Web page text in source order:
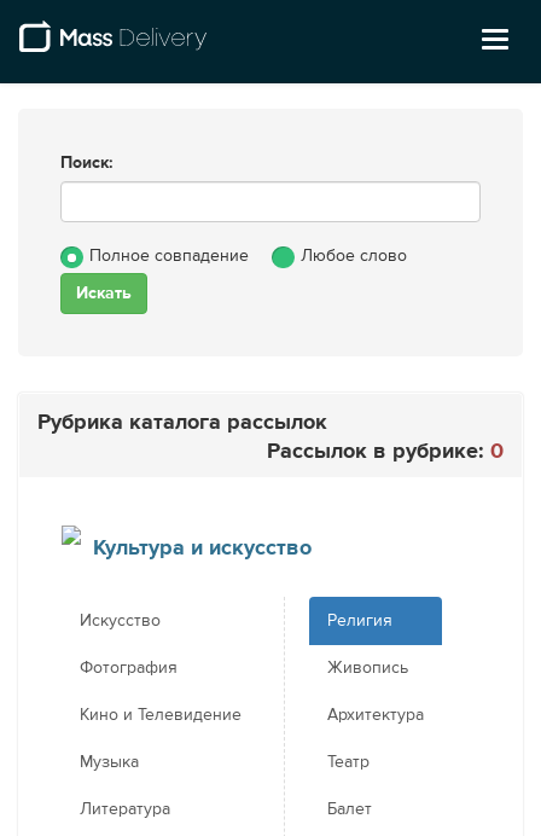
Поиск:
Полное совпадение Любое слово
Рубрика каталога рассылок
Рассылок в рубрике: 0
Культура и искусство
Искусство
Фотография
Кино и Телевидение
Музыка
Литература
Религия
Живопись
Архитектура
Театр
Балет